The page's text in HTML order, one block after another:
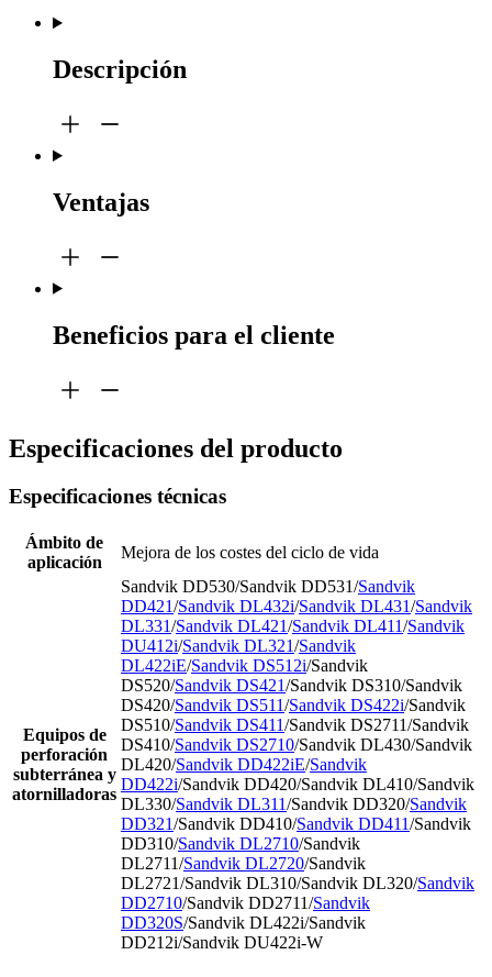
Descripción
Ventajas
Beneficios para el cliente
Especificaciones del producto
Especificaciones técnicas
Ámbito de
aplicación
Mejora de los costes del ciclo de vida
Equipos de
perforación
subterránea y
atornilladoras
Sandvik DD530/Sandvik DD531/Sandvik
DD421/Sandvik DL432i/Sandvik DL431/Sandvik
DL331/Sandvik DL421/Sandvik DL411/Sandvik
DU412i/Sandvik DL321/Sandvik
DL422iE/Sandvik DS512i/Sandvik
DS520/Sandvik DS421/Sandvik DS310/Sandvik
DS420/Sandvik DS511/Sandvik DS422i/Sandvik
DS510/Sandvik DS411/Sandvik DS2711/Sandvik
DS410/Sandvik DS2710/Sandvik DL430/Sandvik
DL420/Sandvik DD422iE/Sandvik
DD422i/Sandvik DD420/Sandvik DL410/Sandvik
DL330/Sandvik DL311/Sandvik DD320/Sandvik
DD321/Sandvik DD410/Sandvik DD411/Sandvik
DD310/Sandvik DL2710/Sandvik
DL2711/Sandvik DL2720/Sandvik
DL2721/Sandvik DL310/Sandvik DL320/Sandvik
DD2710/Sandvik DD2711/Sandvik
DD320S/Sandvik DL422i/Sandvik
DD212i/Sandvik DU422i-W